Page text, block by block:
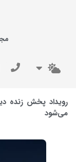
رویداد پخش زنده
می‌شود